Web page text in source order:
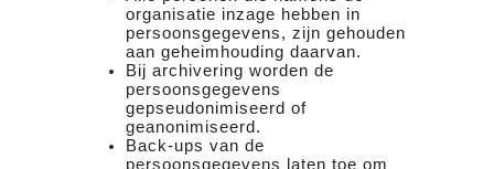
organisatie inzage hebben in
persoonsgegevens, zijn gehouden
aan geheimhouding daarvan.
Bij archivering worden de
persoonsgegevens
gepseudonimiseerd of
geanonimiseerd.
Back-ups van de
persoonsgegevens laten toe om